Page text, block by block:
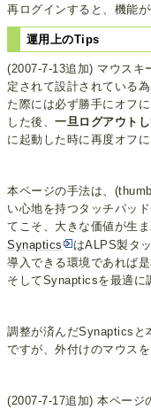
再ログインすると、機能が
運用上のTips
(2007-7-13追加) マウスキ
定されて設計されている
た際には必ず勝手にオフ
した後、一旦ログアウトし
に起動した時に再度オフ
本ページの手法は、
い心地を持つタッチパッ
てこそ、大きな価値が生ま
Synaptics
はALPS製タ
導入できる環境であれば
そしてSynapticsを最適に
調整が済んだSynapticsと
ですが、外付けのマウス
(2007-7-17追加) 本ページ